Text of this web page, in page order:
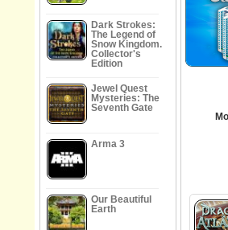
Dark Strokes:
The Legend of
Snow Kingdom.
Collector's
Edition
Jewel Quest
Mysteries: The
Seventh Gate
Arma 3
Our Beautiful
Earth